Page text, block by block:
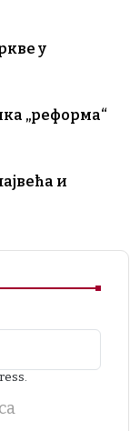
у
„реформа“
и